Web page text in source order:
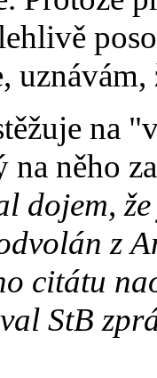
na
na něho
dojem,
z
citátu
StB